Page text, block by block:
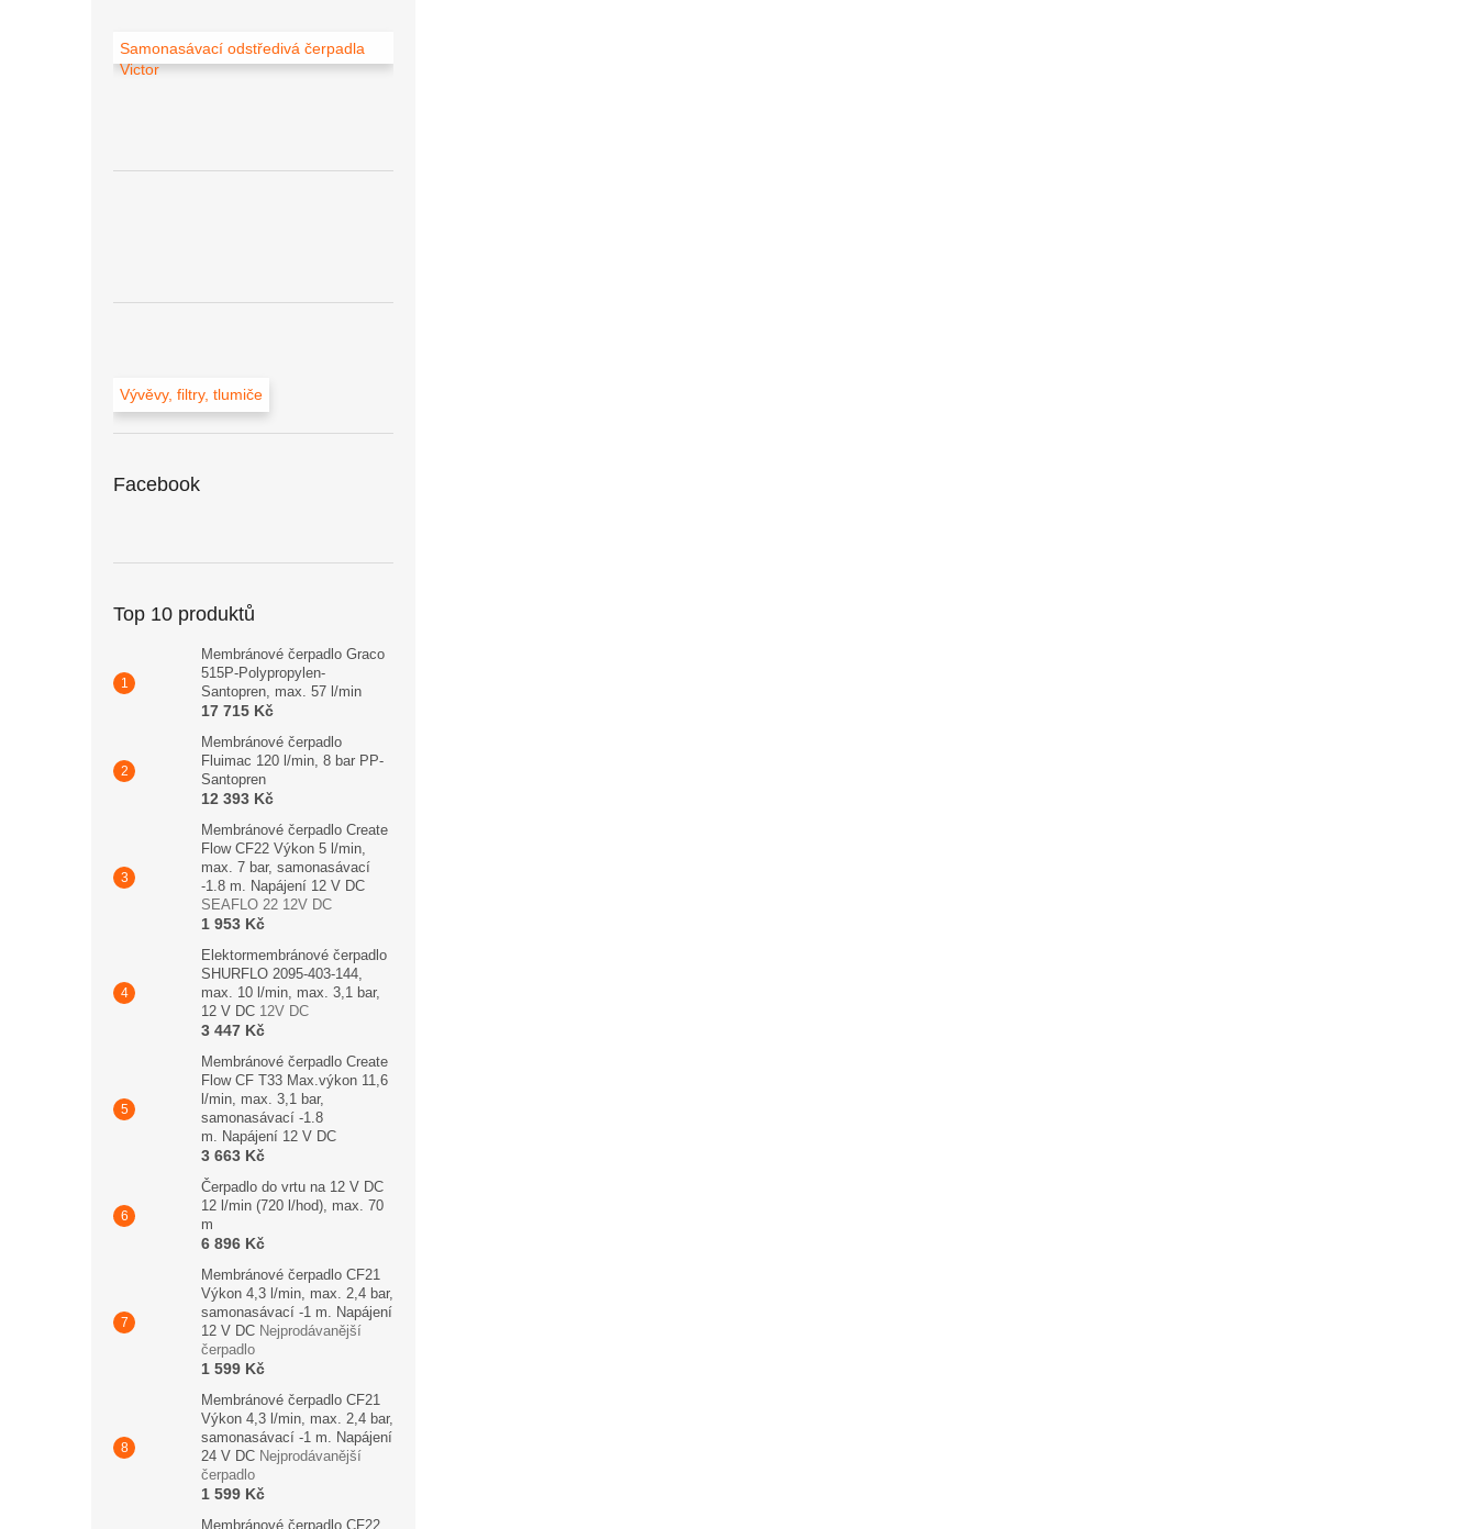
Samonasávací odstředivá čerpadla
Victor
Vývěvy, filtry, tlumiče
Facebook
Top 10 produktů
Membránové čerpadlo Graco
515P-Polypropylen-
Santopren, max. 57 l/min
17 715 Kč
Membránové čerpadlo
Fluimac 120 l/min, 8 bar PP-
Santopren
12 393 Kč
Membránové čerpadlo Create
Flow CF22 Výkon 5 l/min,
max. 7 bar, samonasávací
-1.8 m. Napájení 12 V DC
SEAFLO 22 12V DC
1 953 Kč
Elektormembránové čerpadlo
SHURFLO 2095-403-144,
max. 10 l/min, max. 3,1 bar,
12 V DC 12V DC
3 447 Kč
Membránové čerpadlo Create
Flow CF T33 Max.výkon 11,6
l/min, max. 3,1 bar,
samonasávací -1.8
m. Napájení 12 V DC
3 663 Kč
Čerpadlo do vrtu na 12 V DC
12 l/min (720 l/hod), max. 70
m
6 896 Kč
Membránové čerpadlo CF21
Výkon 4,3 l/min, max. 2,4 bar,
samonasávací -1 m. Napájení
12 V DC Nejprodávanější
čerpadlo
1 599 Kč
Membránové čerpadlo CF21
Výkon 4,3 l/min, max. 2,4 bar,
samonasávací -1 m. Napájení
24 V DC Nejprodávanější
čerpadlo
1 599 Kč
Membránové čerpadlo CF22